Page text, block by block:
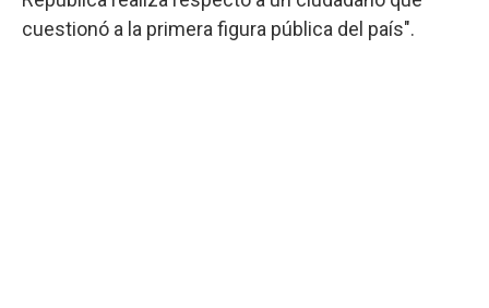
cuestionó a la primera figura pública del país".